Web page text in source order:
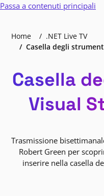
Passa a contenuti principali
Home
.NET Live TV
Casella degli
Casella
Visual
Trasmissione
Robert Green per
inserire nella casella